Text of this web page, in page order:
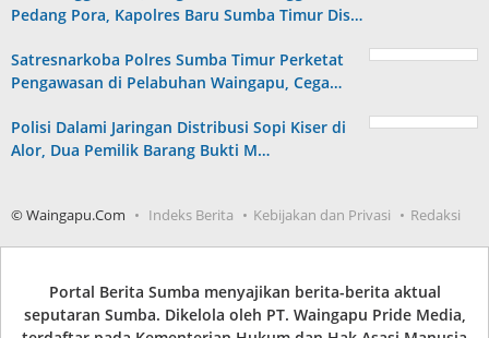
Pedang Pora, Kapolres Baru Sumba Timur Dis…
Satresnarkoba Polres Sumba Timur Perketat
Pengawasan di Pelabuhan Waingapu, Cega…
Polisi Dalami Jaringan Distribusi Sopi Kiser di
Alor, Dua Pemilik Barang Bukti M…
© Waingapu.Com Indeks Berita Kebijakan dan Privasi Redaksi
Portal Berita Sumba menyajikan berita-berita aktual
seputaran Sumba. Dikelola oleh PT. Waingapu Pride Media,